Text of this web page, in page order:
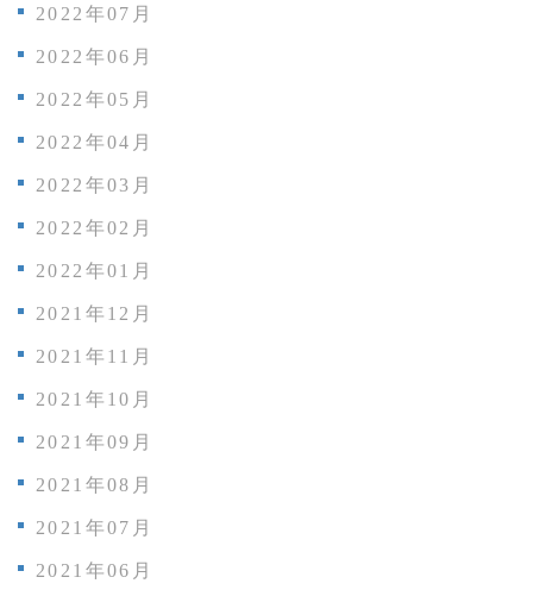
2022年07月
2022年06月
2022年05月
2022年04月
2022年03月
2022年02月
2022年01月
2021年12月
2021年11月
2021年10月
2021年09月
2021年08月
2021年07月
2021年06月